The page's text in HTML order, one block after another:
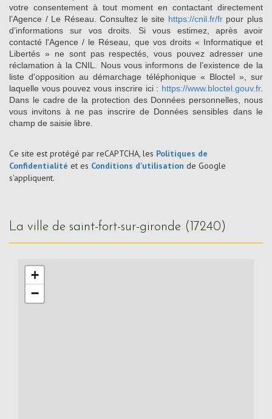
votre consentement à tout moment en contactant directement
l’Agence / Le Réseau. Consultez le site https://cnil.fr/frpour plus
d’informations sur vos droits. Si vous estimez, après avoir
contacté l'Agence / le Réseau, que vos droits « Informatique et
Libertés » ne sont pas respectés, vous pouvez adresser une
réclamation à la CNIL. Nous vous informons de l’existence de la
liste d'opposition au démarchage téléphonique « Bloctel », sur
laquelle vous pouvez vous inscrire ici : https://www.bloctel.gouv.fr.
Dans le cadre de la protection des Données personnelles, nous
vous invitons à ne pas inscrire de Données sensibles dans le
champ de saisie libre.
Ce site est protégé par reCAPTCHA, les Politiques de
Confidentialité et es Conditions d'utilisation de Google
s'appliquent.
la ville de saint-fort-sur-gironde (17240)
+
−